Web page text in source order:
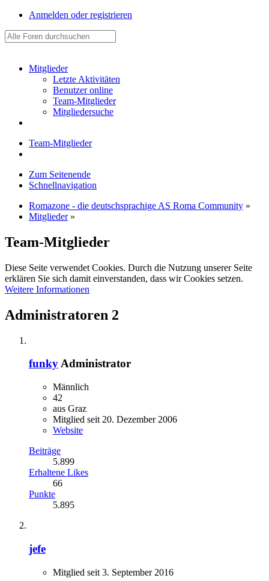
Anmelden oder registrieren
Mitglieder
Letzte Aktivitäten
Benutzer online
Team-Mitglieder
Mitgliedersuche
Team-Mitglieder
Zum Seitenende
Schnellnavigation
Romazone - die deutschsprachige AS Roma Community »
Mitglieder »
Team-Mitglieder
Diese Seite verwendet Cookies. Durch die Nutzung unserer Seite
erklären Sie sich damit einverstanden, dass wir Cookies setzen.
Weitere Informationen
Administratoren 2
funkyAdministrator
Männlich
42
aus Graz
Mitglied seit 20. Dezember 2006
Website
Beiträge
5.899
Erhaltene Likes
66
Punkte
5.895
jefe
Mitglied seit 3. September 2016